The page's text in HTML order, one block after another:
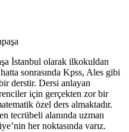
İstanbul olarak ilkokuldan
sonrasında Kpss, Ales gibi
derstir. Dersi anlayan
için gerçekten zor bir
özel ders almaktadır.
tecrübeli alanında uzman
her noktasında varız.